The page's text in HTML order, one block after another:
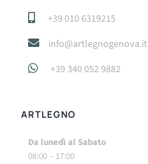
+39 010 6319215
info@artlegnogenova.it
+39 340 052 9882
ARTLEGNO
Da lunedì al Sabato
08:00 – 17:00